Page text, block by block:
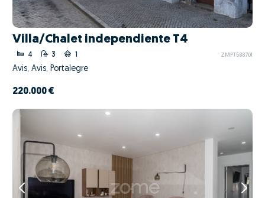
Villa/Chalet independiente T4
4 3 1 ZMPT588701
Avis, Avis, Portalegre
220.000 €